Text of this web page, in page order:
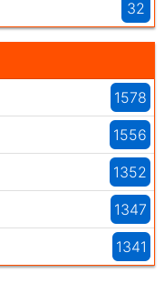
32
1578
1556
1352
1347
1341